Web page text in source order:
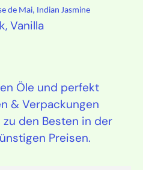
de Mai, Indian Jasmine
Vanilla
Öle und perfekt
& Verpackungen
den Besten in der
Preisen.